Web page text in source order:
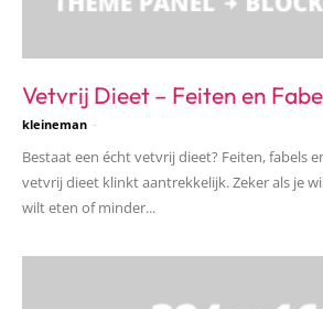
Vetvrij Dieet – Feiten en
kleineman -
Bestaat een écht vetvrij dieet? Feiten, fabels
vetvrij dieet klinkt aantrekkelijk. Zeker als je
wilt eten of minder...